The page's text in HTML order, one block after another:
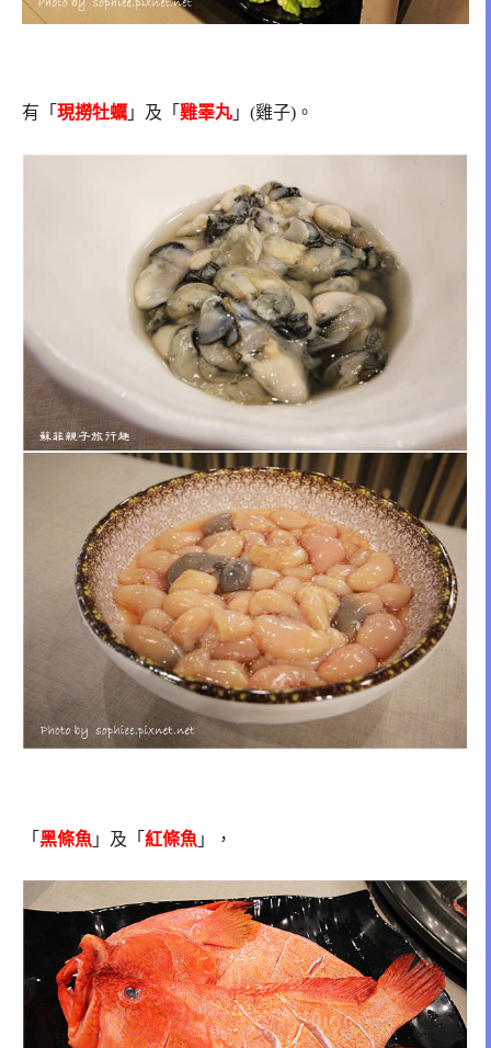
有 「 現撈牡蠣 」及「 雞睪丸 」(雞子)。
「 黑條魚 」及「 紅條魚 」，